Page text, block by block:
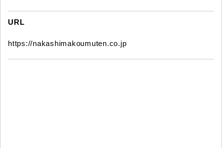
URL
https://nakashimakoumuten.co.jp